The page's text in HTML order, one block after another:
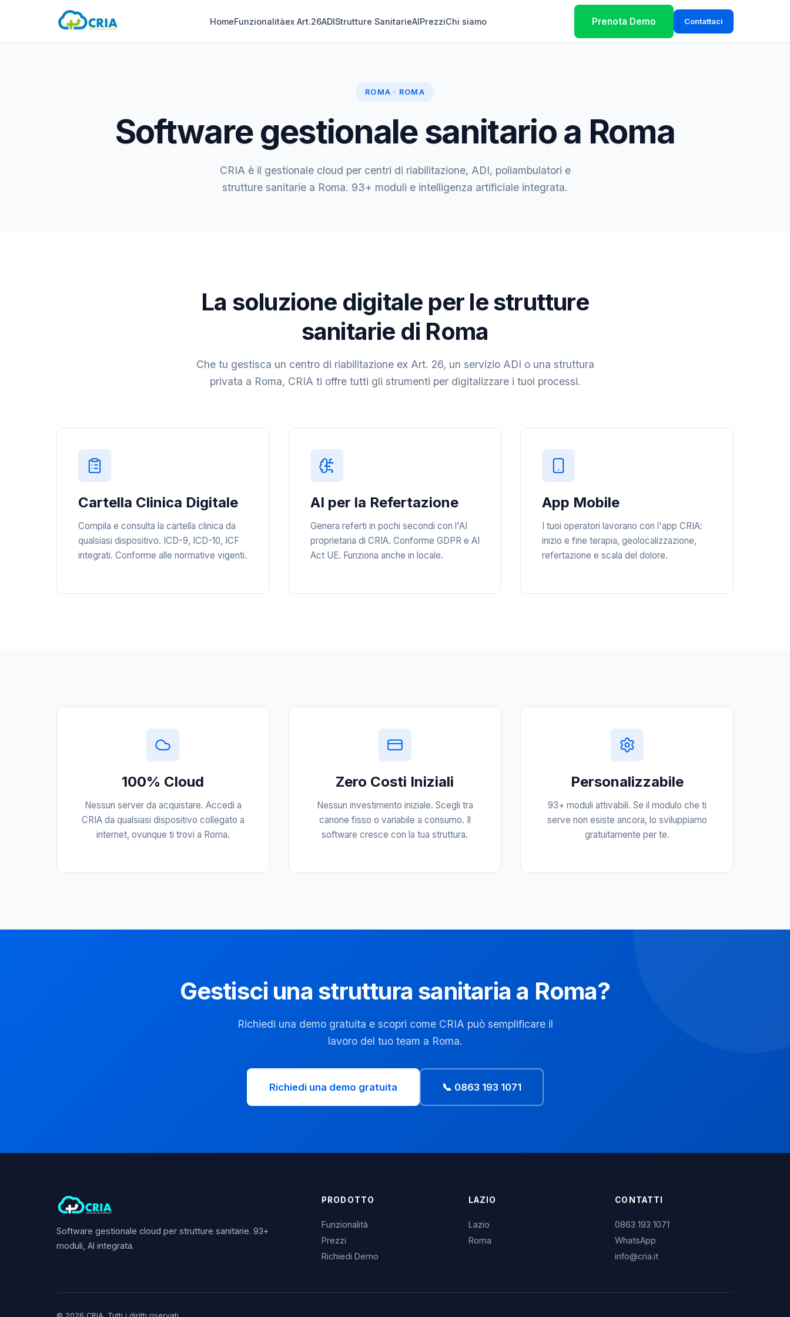
HomeFunzionalitàex Art.26ADIStrutture SanitarieAIPrezziChi siamo Prenota Demo Contattaci
ROMA · ROMA
Software gestionale sanitario a Roma
CRIA è il gestionale cloud per centri di riabilitazione, ADI, poliambulatori e
strutture sanitarie a Roma. 93+ moduli e intelligenza artificiale integrata.
La soluzione digitale per le strutture
sanitarie di Roma
Che tu gestisca un centro di riabilitazione ex Art. 26, un servizio ADI o una struttura
privata a Roma, CRIA ti offre tutti gli strumenti per digitalizzare i tuoi processi.
Cartella Clinica Digitale
Compila e consulta la cartella clinica da
qualsiasi dispositivo. ICD-9, ICD-10, ICF
integrati. Conforme alle normative vigenti.
AI per la Refertazione
Genera referti in pochi secondi con l'AI
proprietaria di CRIA. Conforme GDPR e AI
Act UE. Funziona anche in locale.
App Mobile
I tuoi operatori lavorano con l'app CRIA:
inizio e fine terapia, geolocalizzazione,
refertazione e scala del dolore.
100% Cloud
Nessun server da acquistare. Accedi a
CRIA da qualsiasi dispositivo collegato a
internet, ovunque ti trovi a Roma.
Zero Costi Iniziali
Nessun investimento iniziale. Scegli tra
canone fisso o variabile a consumo. Il
software cresce con la tua struttura.
Personalizzabile
93+ moduli attivabili. Se il modulo che ti
serve non esiste ancora, lo sviluppiamo
gratuitamente per te.
Gestisci una struttura sanitaria a Roma?
Richiedi una demo gratuita e scopri come CRIA può semplificare il
lavoro del tuo team a Roma.
Richiedi una demo gratuita 📞 0863 193 1071
Software gestionale cloud per strutture sanitarie. 93+
moduli, AI integrata.
PRODOTTO
Funzionalità
Prezzi
Richiedi Demo
LAZIO
Lazio
Roma
CONTATTI
0863 193 1071
WhatsApp
info@cria.it